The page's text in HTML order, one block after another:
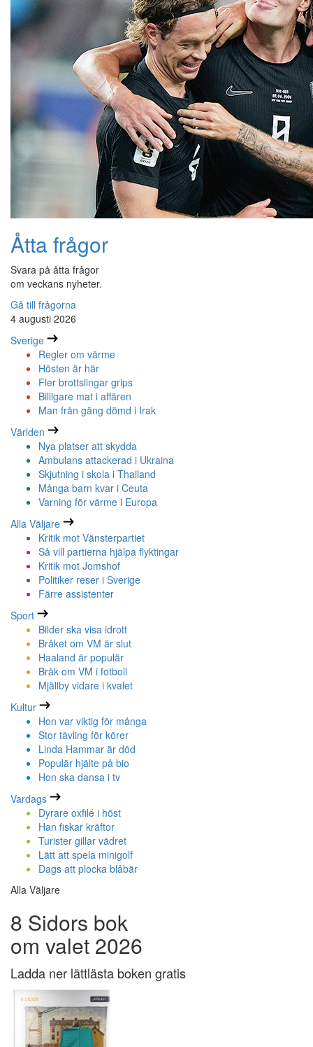
Åtta frågor
Svara på åtta frågor
om veckans nyheter.
Gå till frågorna
4 augusti 2026
Sverige
Regler om värme
Hösten är här
Fler brottslingar grips
Billigare mat i affären
Man från gäng dömd i Irak
Världen
Nya platser att skydda
Ambulans attackerad i Ukraina
Skjutning i skola i Thailand
Många barn kvar i Ceuta
Varning för värme i Europa
Alla Väljare
Kritik mot Vänsterpartiet
Så vill partierna hjälpa flyktingar
Kritik mot Jomshof
Politiker reser i Sverige
Färre assistenter
Sport
Bilder ska visa idrott
Bråket om VM är slut
Haaland är populär
Bråk om VM i fotboll
Mjällby vidare i kvalet
Kultur
Hon var viktig för många
Stor tävling för körer
Linda Hammar är död
Populär hjälte på bio
Hon ska dansa i tv
Vardags
Dyrare oxfilé i höst
Han fiskar kräftor
Turister gillar vädret
Lätt att spela minigolf
Dags att plocka blåbär
Alla Väljare
8 Sidors bok
om valet 2026
Ladda ner lättlästa boken gratis